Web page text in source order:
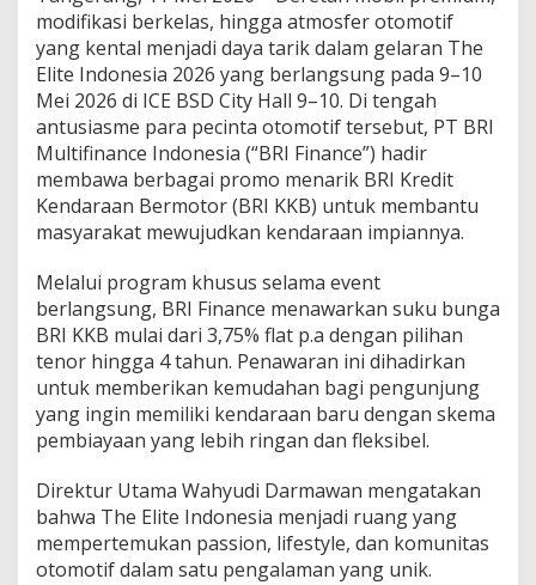
k
a
n
P
r
o
m
o
B
R
K
K
B
u
n
u
k
M
b
l
I
m
modifikasi berkelas, hingga atmosfer otomotif
yang kental menjadi daya tarik dalam gelaran The
Elite Indonesia 2026 yang berlangsung pada 9–10
Mei 2026 di ICE BSD City Hall 9–10. Di tengah
antusiasme para pecinta otomotif tersebut, PT BRI
Multifinance Indonesia (“BRI Finance”) hadir
membawa berbagai promo menarik BRI Kredit
Kendaraan Bermotor (BRI KKB) untuk membantu
masyarakat mewujudkan kendaraan impiannya.
Melalui program khusus selama event
berlangsung, BRI Finance menawarkan suku bunga
BRI KKB mulai dari 3,75% flat p.a dengan pilihan
tenor hingga 4 tahun. Penawaran ini dihadirkan
untuk memberikan kemudahan bagi pengunjung
yang ingin memiliki kendaraan baru dengan skema
pembiayaan yang lebih ringan dan fleksibel.
Direktur Utama Wahyudi Darmawan mengatakan
bahwa The Elite Indonesia menjadi ruang yang
mempertemukan passion, lifestyle, dan komunitas
otomotif dalam satu pengalaman yang unik.